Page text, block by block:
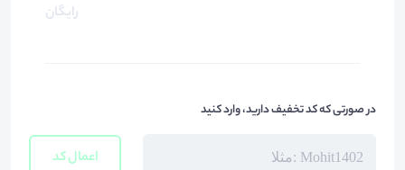
رایگان
در صورتی که کد تخفیف دارید، وارد کنید
اعمال کد